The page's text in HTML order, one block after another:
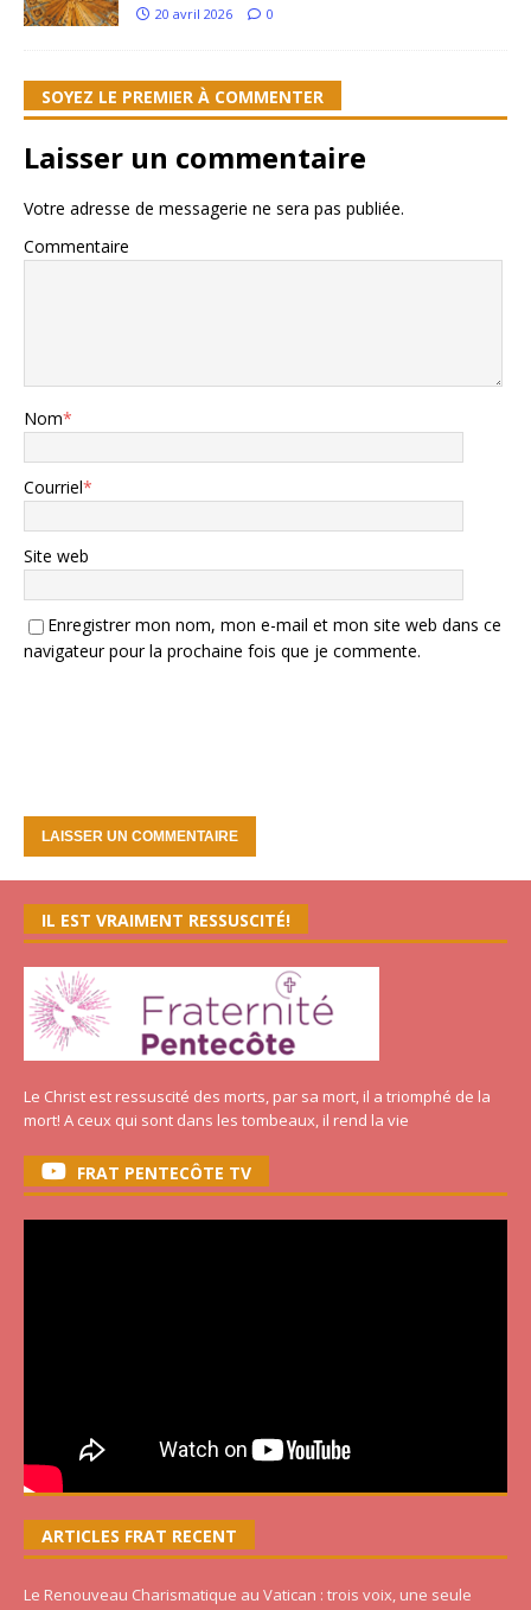
20 avril 2026 0
SOYEZ LE PREMIER À COMMENTER
Laisser un commentaire
Votre adresse de messagerie ne sera pas publiée.
Commentaire
Nom*
Courriel*
Site web
Enregistrer mon nom, mon e-mail et mon site web dans ce
navigateur pour la prochaine fois que je commente.
IL EST VRAIMENT RESSUSCITÉ!
Le Christ est ressuscité des morts, par sa mort, il a triomphé de la
mort! A ceux qui sont dans les tombeaux, il rend la vie
FRAT PENTECÔTE TV
ARTICLES FRAT RECENT
Le Renouveau Charismatique au Vatican : trois voix, une seule